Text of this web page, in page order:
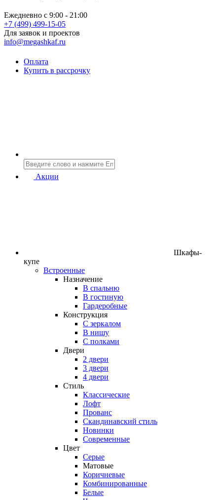
Ежедневно с 9:00 - 21:00
+7 (499) 499-15-05
Для заявок и проектов
info@megashkaf.ru
Оплата
Купить в рассрочку
Акции
Шкафы-
купе
Встроенные
Назначение
В спальню
В гостиную
Гардеробные
Конструкция
C зеркалом
В нишу
С полками
Двери
2 двери
3 двери
4 двери
Стиль
Классические
Лофт
Прованс
Скандинавский стиль
Новинки
Современные
Цвет
Серые
Матовые
Коричневые
Комбинированные
Белые